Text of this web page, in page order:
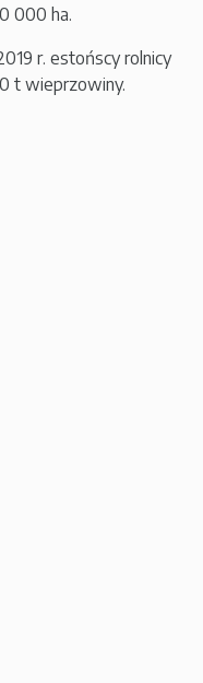
000 ha.
r. estońscy rolnicy
t wieprzowiny.